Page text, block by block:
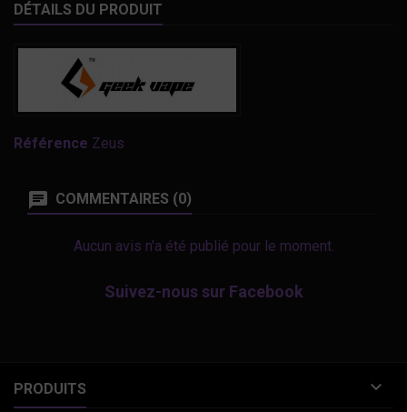
DÉTAILS DU PRODUIT
Référence Zeus
COMMENTAIRES (0)
Aucun avis n'a été publié pour le moment.
Suivez-nous sur Facebook
PRODUITS 